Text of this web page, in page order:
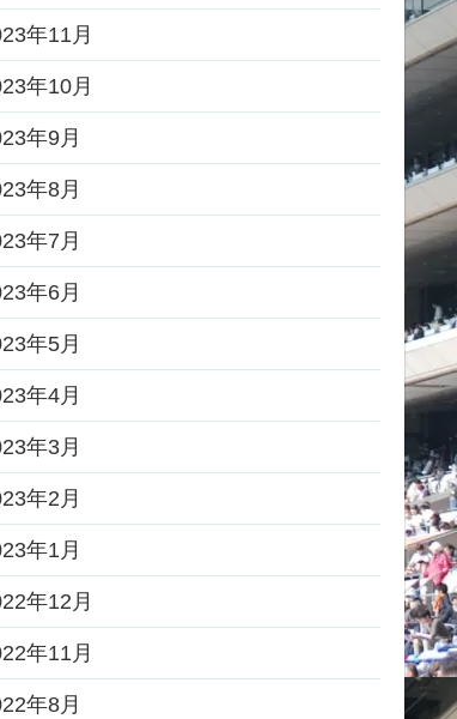
年11月
年10月
年9月
年8月
年7月
年6月
年5月
年4月
年3月
年2月
年1月
年12月
年11月
年8月